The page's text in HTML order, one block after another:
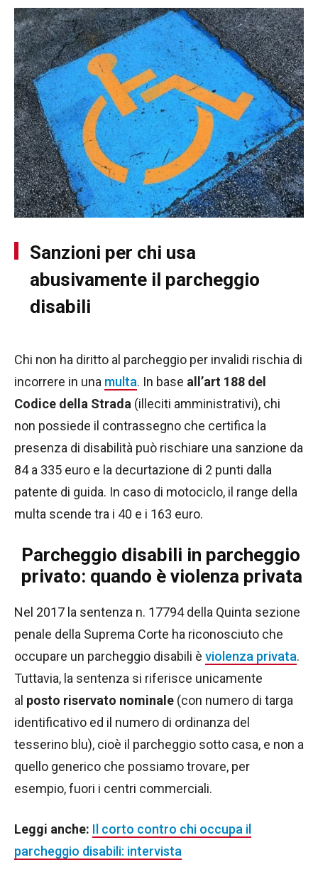
Sanzioni per chi usa
abusivamente il parcheggio
disabili
Chi non ha diritto al parcheggio per invalidi rischia di
incorrere in una multa. In base all’art 188 del
Codice della Strada (illeciti amministrativi), chi
non possiede il contrassegno che certifica la
presenza di disabilità può rischiare una sanzione da
84 a 335 euro e la decurtazione di 2 punti dalla
patente di guida. In caso di motociclo, il range della
multa scende tra i 40 e i 163 euro.
Parcheggio disabili in parcheggio
privato: quando è violenza privata
Nel 2017 la sentenza n. 17794 della Quinta sezione
penale della Suprema Corte ha riconosciuto che
occupare un parcheggio disabili è violenza privata.
Tuttavia, la sentenza si riferisce unicamente
al posto riservato nominale (con numero di targa
identificativo ed il numero di ordinanza del
tesserino blu), cioè il parcheggio sotto casa, e non a
quello generico che possiamo trovare, per
esempio, fuori i centri commerciali.
Leggi anche: Il corto contro chi occupa il
parcheggio disabili: intervista